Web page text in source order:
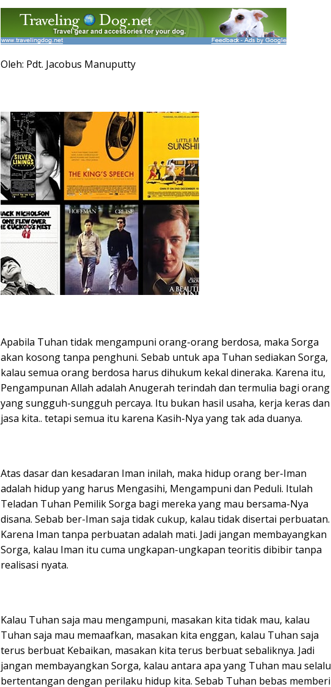
Oleh: Pdt. Jacobus Manuputty
Apabila Tuhan tidak mengampuni orang-orang berdosa, maka Sorga
akan kosong tanpa penghuni. Sebab untuk apa Tuhan sediakan Sorga,
kalau semua orang berdosa harus dihukum kekal dineraka. Karena itu,
Pengampunan Allah adalah Anugerah terindah dan termulia bagi orang
yang sungguh-sungguh percaya. Itu bukan hasil usaha, kerja keras dan
jasa kita.. tetapi semua itu karena Kasih-Nya yang tak ada duanya.
Atas dasar dan kesadaran Iman inilah, maka hidup orang ber-Iman
adalah hidup yang harus Mengasihi, Mengampuni dan Peduli. Itulah
Teladan Tuhan Pemilik Sorga bagi mereka yang mau bersama-Nya
disana. Sebab ber-Iman saja tidak cukup, kalau tidak disertai perbuatan.
Karena Iman tanpa perbuatan adalah mati. Jadi jangan membayangkan
Sorga, kalau Iman itu cuma ungkapan-ungkapan teoritis dibibir tanpa
realisasi nyata.
Kalau Tuhan saja mau mengampuni, masakan kita tidak mau, kalau
Tuhan saja mau memaafkan, masakan kita enggan, kalau Tuhan saja
terus berbuat Kebaikan, masakan kita terus berbuat sebaliknya. Jadi
jangan membayangkan Sorga, kalau antara apa yang Tuhan mau selalu
bertentangan dengan perilaku hidup kita. Sebab Tuhan bebas memberi